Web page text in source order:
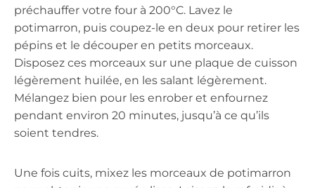
préchauffer votre four à 200°C. Lavez le
potimarron, puis coupez-le en deux pour retirer les
pépins et le découper en petits morceaux.
Disposez ces morceaux sur une plaque de cuisson
légèrement huilée, en les salant légèrement.
Mélangez bien pour les enrober et enfournez
pendant environ 20 minutes, jusqu’à ce qu’ils
soient tendres.
Une fois cuits, mixez les morceaux de potimarron